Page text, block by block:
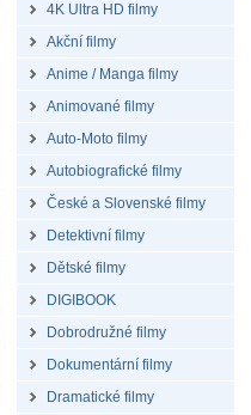
4K Ultra HD filmy
Akční filmy
Anime / Manga filmy
Animované filmy
Auto-Moto filmy
Autobiografické filmy
České a Slovenské filmy
Detektivní filmy
Dětské filmy
DIGIBOOK
Dobrodružné filmy
Dokumentární filmy
Dramatické filmy